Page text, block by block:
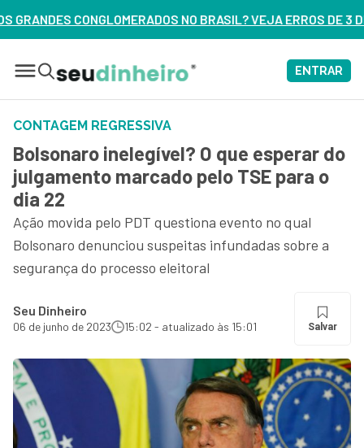
NO BRASIL? VEJA ERROS DE 3 DELES – ASSISTA AGORA
ENTRAR
CONTAGEM REGRESSIVA
Bolsonaro inelegível? O que esperar do
julgamento marcado pelo TSE para o
dia 22
Ação movida pelo PDT questiona evento no qual
Bolsonaro denunciou suspeitas infundadas sobre a
segurança do processo eleitoral
Seu Dinheiro
06 de junho de 2023 15:02 - atualizado às 15:01 Salvar